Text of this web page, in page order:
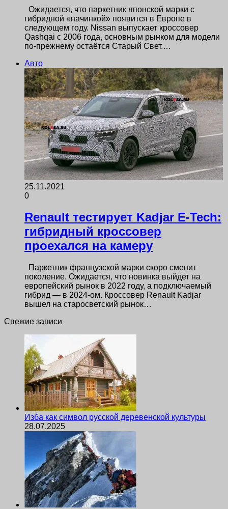
Ожидается, что паркетник японской марки с
гибридной «начинкой» появится в Европе в
следующем году. Nissan выпускает кроссовер
Qashqai с 2006 года, основным рынком для модели
по-прежнему остаётся Старый Свет.…
Авто
25.11.2021
0
Renault тестирует Kadjar E-Tech:
гибридный кроссовер
проехался на камеру
Паркетник французской марки скоро сменит
поколение. Ожидается, что новинка выйдет на
европейский рынок в 2022 году, а подключаемый
гибрид — в 2024-ом. Кроссовер Renault Kadjar
вышел на старосветский рынок…
Свежие записи
Изба как символ русской деревенской культуры
28.07.2025